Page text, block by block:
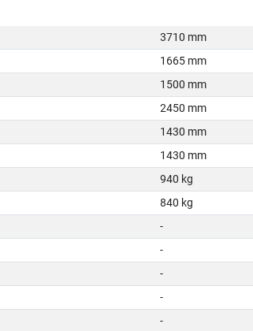
3710 mm
1665 mm
1500 mm
2450 mm
1430 mm
1430 mm
940 kg
840 kg
-
-
-
-
-